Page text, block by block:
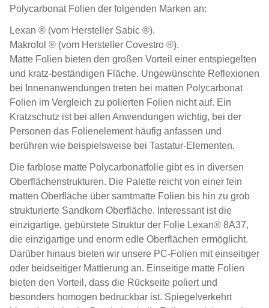
Polycarbonat Folien der folgenden Marken an:
Lexan ® (vom Hersteller Sabic ®).
Makrofol ® (vom Hersteller Covestro ®).
Matte Folien bieten den großen Vorteil einer entspiegelten
und kratz-beständigen Fläche. Ungewünschte Reflexionen
bei Innenanwendungen treten bei matten Polycarbonat
Folien im Vergleich zu polierten Folien nicht auf. Ein
Kratzschutz ist bei allen Anwendungen wichtig, bei der
Personen das Folienelement häufig anfassen und
berühren wie beispielsweise bei Tastatur-Elementen.
Die farblose matte Polycarbonatfolie gibt es in diversen
Oberflächenstrukturen. Die Palette reicht von einer fein
matten Oberfläche über samtmatte Folien bis hin zu grob
strukturierte Sandkorn Oberfläche. Interessant ist die
einzigartige, gebürstete Struktur der Folie Lexan® 8A37,
die einzigartige und enorm edle Oberflächen ermöglicht.
Darüber hinaus bieten wir unsere PC-Folien mit einseitiger
oder beidseitiger Mattierung an. Einseitige matte Folien
bieten den Vorteil, dass die Rückseite poliert und
besonders homogen bedruckbar ist. Spiegelverkehrt